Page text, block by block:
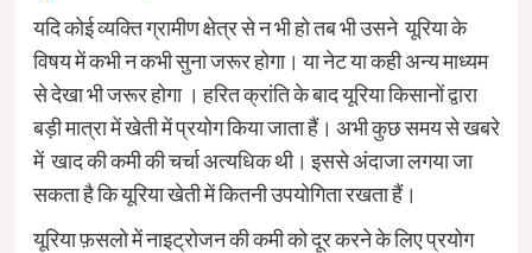
यदि कोई व्यक्ति ग्रामीण क्षेत्र से न भी हो तब भी उसने यूरिया के
विषय में कभी न कभी सुना जरूर होगा। या नेट या कही अन्य माध्यम
से देखा भी जरूर होगा । हरित क्रांति के बाद यूरिया किसानों द्वारा
बड़ी मात्रा में खेती में प्रयोग किया जाता हैं। अभी कुछ समय से खबरे
में खाद की कमी की चर्चा अत्यधिक थी। इससे अंदाजा लगया जा
सकता है कि यूरिया खेती में कितनी उपयोगिता रखता हैं।
यूरिया फ़सलो में नाइट्रोजन की कमी को दूर करने के लिए प्रयोग